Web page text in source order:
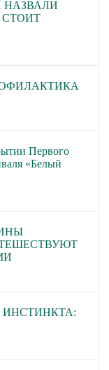
НАЗВАЛИ
СТОИТ
Первого
«Белый
ИНСТИНКТА: